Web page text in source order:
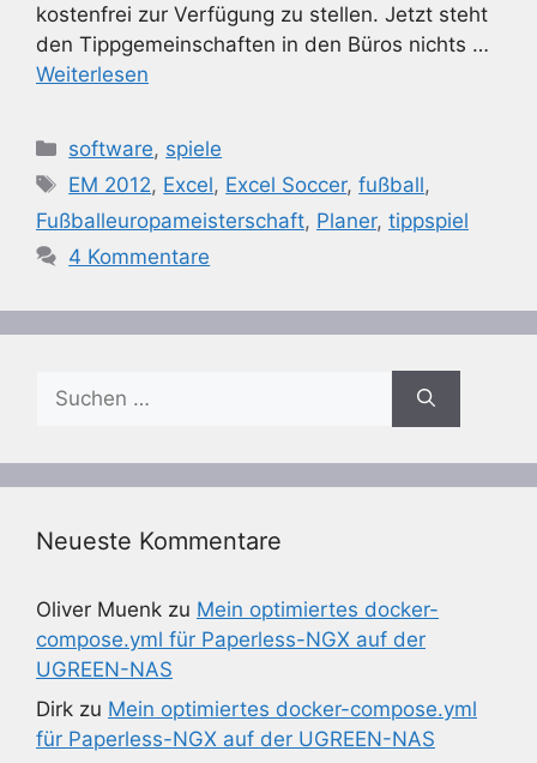
kostenfrei zur Verfügung zu stellen. Jetzt steht
den Tippgemeinschaften in den Büros nichts …
Weiterlesen
Kategorien
software, spiele
Schlagwörter
EM 2012, Excel, Excel Soccer,fußball,
Fußballeuropameisterschaft, Planer, tippspiel
4 Kommentare
nach:
Neueste Kommentare
Oliver Muenk zu Mein optimiertes docker-
compose.yml für Paperless-NGX auf der
UGREEN-NAS
Dirk zu Mein optimiertes docker-compose.yml
für Paperless-NGX auf der UGREEN-NAS